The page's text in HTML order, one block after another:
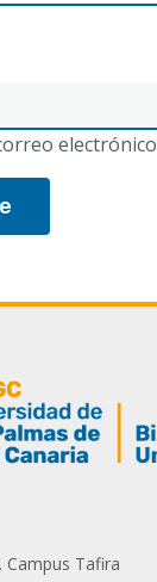
electrónico
Campus Tafira